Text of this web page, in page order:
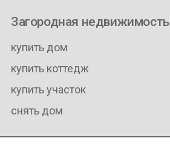
Загородная недвижимость
купить дом
купить коттедж
купить участок
снять дом